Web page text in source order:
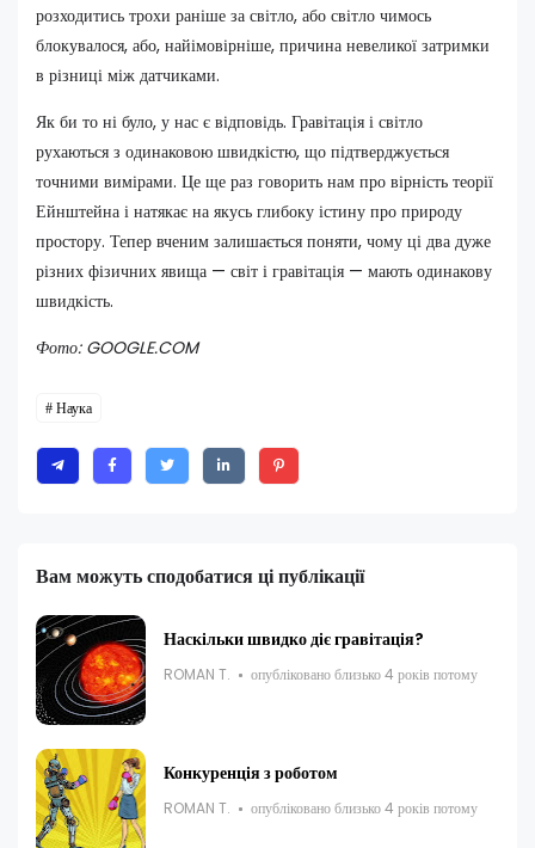
розходитись трохи раніше за світло, або світло чимось
блокувалося, або, найімовірніше, причина невеликої затримки
в різниці між датчиками.
Як би то ні було, у нас є відповідь. Гравітація і світло
рухаються з одинаковою швидкістю, що підтверджується
точними вимірами. Це ще раз говорить нам про вірність теорії
Ейнштейна і натякає на якусь глибоку істину про природу
простору. Тепер вченим залишається поняти, чому ці два дуже
різних фізичних явища — світ і гравітація — мають одинакову
швидкість.
Фото: GOOGLE.COM
Наука
Вам можуть сподобатися ці публікації
Наскільки швидко діє гравітація?
ROMAN T. опубліковано близько 4 років потому
Конкуренція з роботом
ROMAN T. опубліковано близько 4 років потому